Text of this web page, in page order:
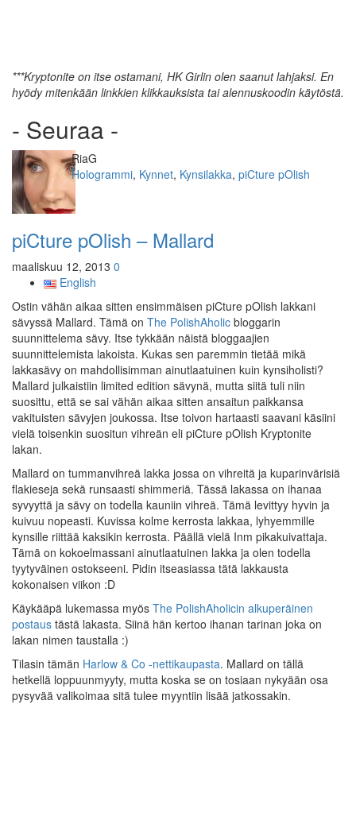
***Kryptonite on itse ostamani, HK Girlin olen saanut lahjaksi. En
hyödy mitenkään linkkien klikkauksista tai alennuskoodin käytöstä.
- Seuraa -
Kirjoittaja
RiaG
Kategoriat
Hologrammi, Kynnet, Kynsilakka, piCture pOlish
piCture pOlish – Mallard
maaliskuu 12, 2013 0
English
Ostin vähän aikaa sitten ensimmäisen piCture pOlish lakkani
sävyssä Mallard. Tämä on The PolishAholic bloggarin
suunnittelema sävy. Itse tykkään näistä bloggaajien
suunnittelemista lakoista. Kukas sen paremmin tietää mikä
lakkasävy on mahdollisimman ainutlaatuinen kuin kynsiholisti?
Mallard julkaistiin limited edition sävynä, mutta siitä tuli niin
suosittu, että se sai vähän aikaa sitten ansaitun paikkansa
vakituisten sävyjen joukossa. Itse toivon hartaasti saavani käsiini
vielä toisenkin suositun vihreän eli piCture pOlish Kryptonite
lakan.
Mallard on tummanvihreä lakka jossa on vihreitä ja kuparinvärisiä
flakieseja sekä runsaasti shimmeriä. Tässä lakassa on ihanaa
syvyyttä ja sävy on todella kauniin vihreä. Tämä levittyy hyvin ja
kuivuu nopeasti. Kuvissa kolme kerrosta lakkaa, lyhyemmille
kynsille riittää kaksikin kerrosta. Päällä vielä Inm pikakuivattaja.
Tämä on kokoelmassani ainutlaatuinen lakka ja olen todella
tyytyväinen ostokseeni. Pidin itseasiassa tätä lakkausta
kokonaisen viikon :D
Käykääpä lukemassa myös The PolishAholicin alkuperäinen
postaus tästä lakasta. Siinä hän kertoo ihanan tarinan joka on
lakan nimen taustalla :)
Tilasin tämän Harlow & Co -nettikaupasta. Mallard on tällä
hetkellä loppuunmyyty, mutta koska se on tosiaan nykyään osa
pysyvää valikoimaa sitä tulee myyntiin lisää jatkossakin.